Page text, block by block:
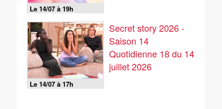
Le 14/07 à 19h
Le 14/07 à 17h
Secret story 2026 -
Saison 14
Quotidienne 18 du 14
juillet 2026